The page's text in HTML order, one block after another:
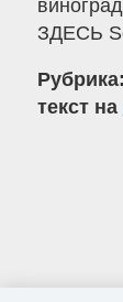
ЗДЕСЬ
Рубрика:
текст на